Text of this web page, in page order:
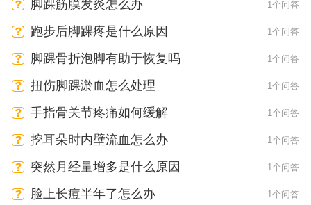
脚踝筋膜发炎怎么办 1个问答
跑步后脚踝疼是什么原因 1个问答
脚踝骨折泡脚有助于恢复吗 1个问答
扭伤脚踝淤血怎么处理 1个问答
手指骨关节疼痛如何缓解 1个问答
挖耳朵时内壁流血怎么办 1个问答
突然月经量增多是什么原因 1个问答
脸上长痘半年了怎么办 1个问答